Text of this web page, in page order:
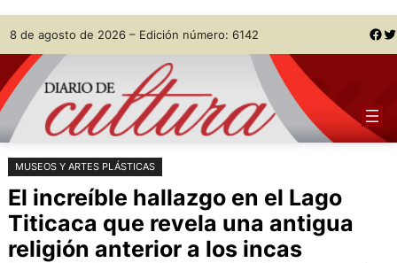
Saltar
al
contenido
Skip
to
content
8 de agosto de 2026 – Edición número: 6142 Facebook Twitter
MUSEOS Y ARTES PLÁSTICAS
El increíble hallazgo en el Lago
Titicaca que revela una antigua
religión anterior a los incas